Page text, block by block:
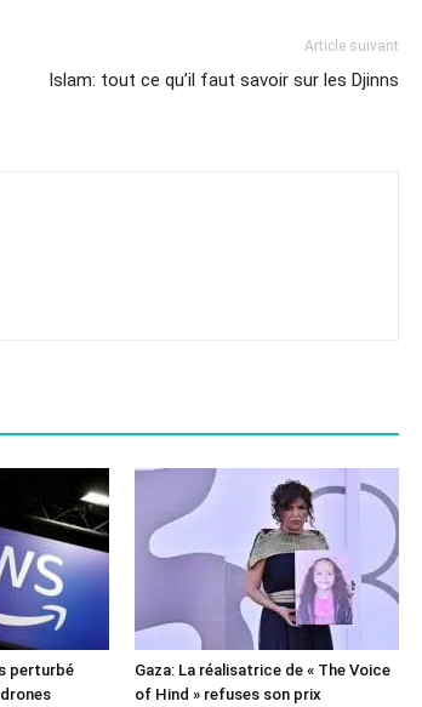
Article suivant
Islam: tout ce qu’il faut savoir sur les Djinns
perturbé
Gaza: La réalisatrice de « The Voice
of Hind » refuses son prix